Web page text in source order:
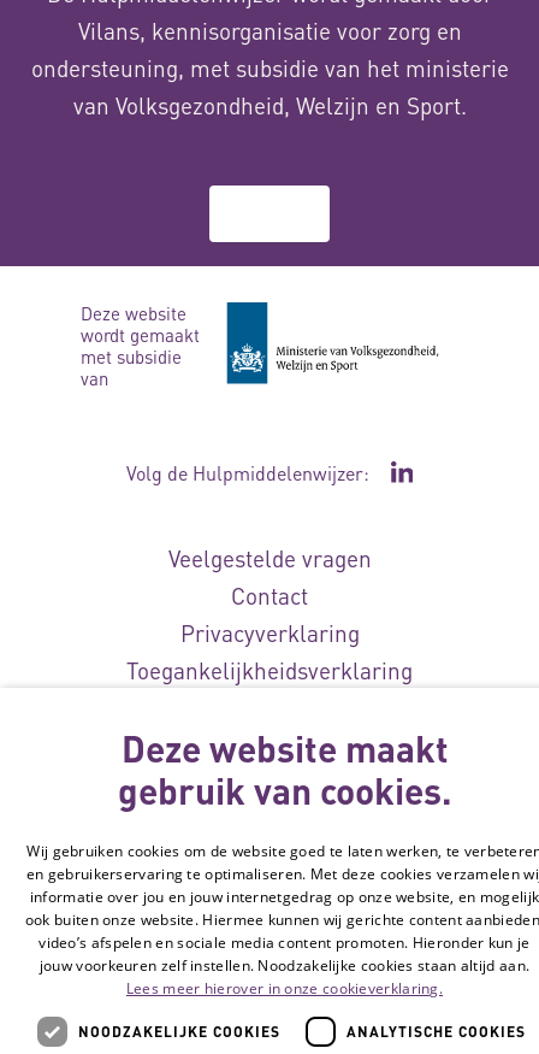
Vilans, kennisorganisatie voor zorg en
ondersteuning, met subsidie van het ministerie
van Volksgezondheid, Welzijn en Sport.
Deze website
wordt gemaakt
met subsidie
van
Volg de Hulpmiddelenwijzer: Ga naar de
Veelgestelde vragen
Contact
Privacyverklaring
Toegankelijkheidsverklaring
Cookie-instellingen
© Vilans, 2026
Deze website maakt
gebruik van cookies.
Wij gebruiken cookies om de website goed te laten werken, te
en gebruikerservaring te optimaliseren. Met deze cookies verzamelen
informatie over jou en jouw internetgedrag op onze website, en mogelijk
ook buiten onze website. Hiermee kunnen wij gerichte content
video’s afspelen en sociale media content promoten. Hieronder kun je
jouw voorkeuren zelf instellen. Noodzakelijke cookies staan altijd aan.
Lees meer hierover in onze cookieverklaring.
NOODZAKELIJKE COOKIES ANALYTISCHE COOKIES